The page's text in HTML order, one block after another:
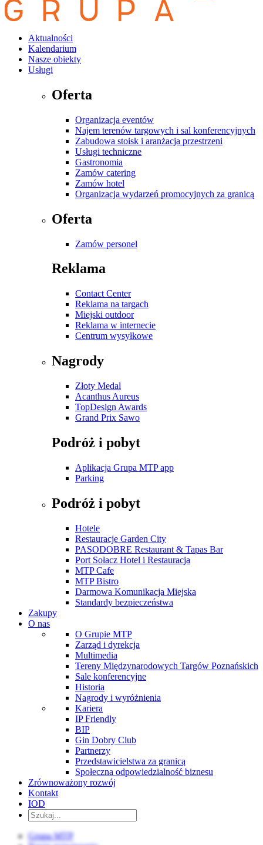
Aktualności
Kalendarium
Nasze obiekty
Usługi
Oferta
Organizacja eventów
Najem terenów targowych i sal konferencyjnych
Zabudowa stoisk i aranżacja przestrzeni
Usługi techniczne
Gastronomia
Zamów catering
Zamów hotel
Organizacja wydarzeń promocyjnych za granicą
Oferta
Zamów personel
Reklama
Contact Center
Reklama na targach
Miejski outdoor
Reklama w internecie
Centrum wysyłkowe
Nagrody
Złoty Medal
Acanthus Aureus
TopDesign Awards
Grand Prix Sawo
Podróż i pobyt
Aplikacja Grupa MTP app
Parking
Podróż i pobyt
Hotele
Restauracje Garden City
PASODOBRE Restaurant & Tapas Bar
Port Sołacz Hotel i Restauracja
MTP Cafe
MTP Bistro
Darmowa Komunikacja Miejska
Standardy bezpieczeństwa
Zakupy
O nas
O Grupie MTP
Zarząd i dyrekcja
Multimedia
Tereny Międzynarodowych Targów Poznańskich
Sale konferencyjne
Historia
Nagrody i wyróżnienia
Kariera
IP Friendly
BIP
Gin Dobry Club
Partnerzy
Przedstawicielstwa za granicą
Społeczna odpowiedzialność biznesu
Zrównoważony rozwój
Kontakt
IOD
Grupa MTP